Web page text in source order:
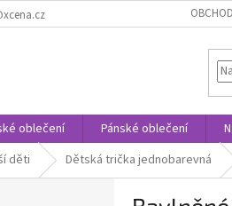
oblečení Pánské oblečení
děti Dětská trička jednobarevná